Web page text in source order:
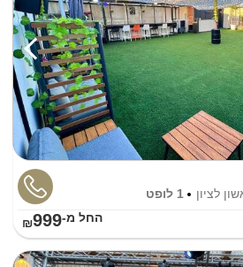
לציון 1 לופט
החל מ-₪999